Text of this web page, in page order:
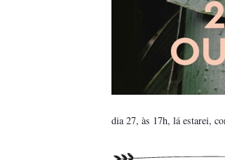
dia 27, às 17h, lá estarei,